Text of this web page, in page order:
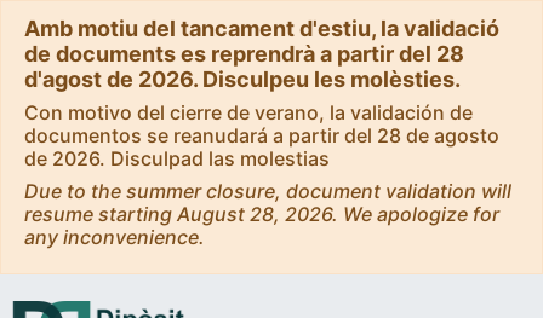
Amb motiu del tancament d'estiu, la validació
de documents es reprendrà a partir del 28
d'agost de 2026. Disculpeu les molèsties.
Con motivo del cierre de verano, la validación de
documentos se reanudará a partir del 28 de agosto
de 2026. Disculpad las molestias
Due to the summer closure, document validation will
resume starting August 28, 2026. We apologize for
any inconvenience.